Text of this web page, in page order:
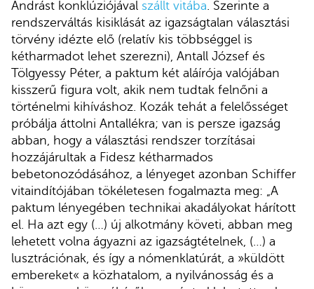
Andrást konklúziójával szállt vitába. Szerinte a
rendszerváltás kisiklását az igazságtalan választási
törvény idézte elő (relatív kis többséggel is
kétharmadot lehet szerezni), Antall József és
Tölgyessy Péter, a paktum két aláírója valójában
kisszerű figura volt, akik nem tudtak felnőni a
történelmi kihíváshoz. Kozák tehát a felelősséget
próbálja áttolni Antallékra; van is persze igazság
abban, hogy a választási rendszer torzításai
hozzájárultak a Fidesz kétharmados
bebetonozódásához, a lényeget azonban Schiffer
vitaindítójában tökéletesen fogalmazta meg: „A
paktum lényegében technikai akadályokat hárított
el. Ha azt egy (…) új alkotmány követi, abban meg
lehetett volna ágyazni az igazságtételnek, (…) a
lusztrációnak, és így a nómenklatúrát, a »küldött
embereket« a közhatalom, a nyilvánosság és a